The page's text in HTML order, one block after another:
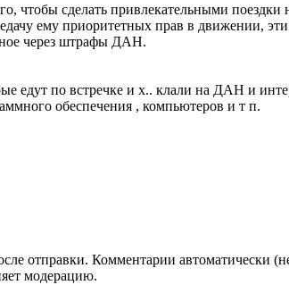
сделать привлекательными поездки
ему приоритетных прав в движении,
через штрафы ДАН.
едут по встречке и х.. клали на ДАН и
обеспечения , компьютеров и т п.
отправки. Комментарии автоматически
модерацию.